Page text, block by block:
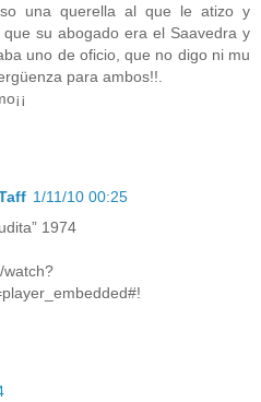
una querella al que le atizo y
su abogado era el Saavedra y
uno de oficio, que no digo ni mu
para ambos!!.
1/11/10 00:25
1974
watch?